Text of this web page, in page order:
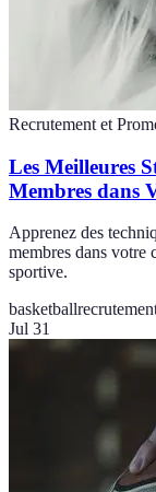
Recrutement et
Les Meilleures
Membres dans
Apprenez des
membres dans votre
sportive.
basketball
Jul 31